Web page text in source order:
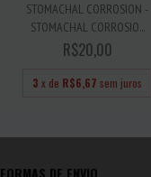
STOMACHAL CORROSION -
STOMACHAL CORROSIO...
R$20,00
3 x de R$6,67 sem juros